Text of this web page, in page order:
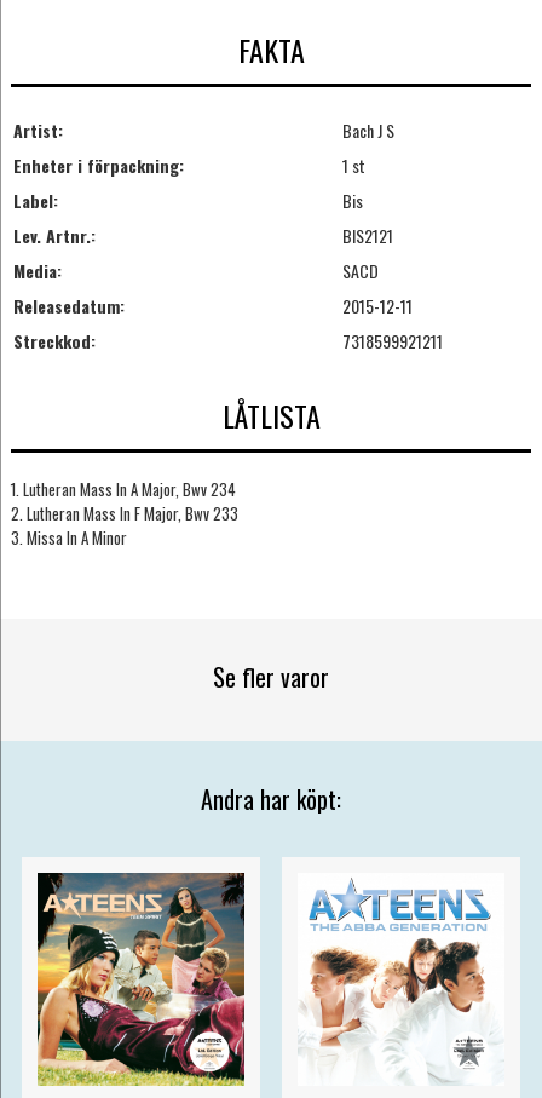
FAKTA
Artist:
Bach J S
Enheter i förpackning:
1 st
Label:
Bis
Lev. Artnr.:
BIS2121
Media:
SACD
Releasedatum:
2015-12-11
Streckkod:
7318599921211
LÅTLISTA
1. Lutheran Mass In A Major, Bwv 234
2. Lutheran Mass In F Major, Bwv 233
3. Missa In A Minor
Se fler varor
Andra har köpt: